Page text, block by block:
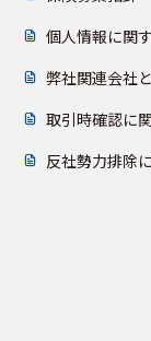
個人情報に関
弊社関連会社
取引時確認に
反社勢力排除